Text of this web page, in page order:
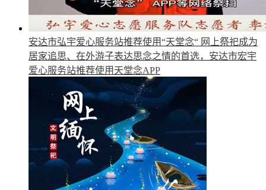
安达市弘宇爱心服务站推荐使用“天堂念“ 网上祭祀成为
居家追思、在外游子表达思念之情的首选，安达市宏宇
爱心服务站推荐使用天堂念APP